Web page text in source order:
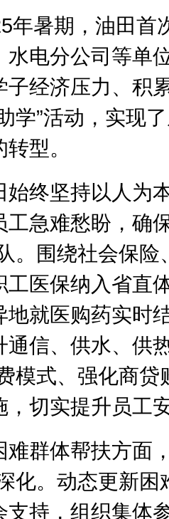
暑期，油田首
水电分公司等单
子经济压力、积
学”活动，实现
型。
坚持以人为本
工急难愁盼，确
。围绕社会保
工医保纳入省直
地就医购药实时
通信、供水、供
模式、强化商
，切实提升员工
体帮扶方面，
化。动态更新
支持，组织集体